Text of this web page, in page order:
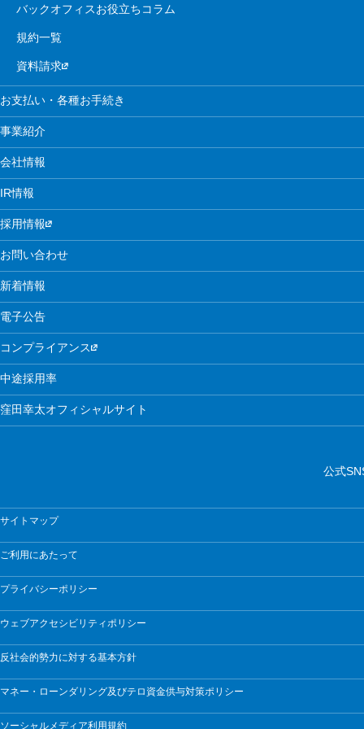
バックオフィスお役立ちコラム
規約一覧
資料請求
お支払い・各種お手続き
事業紹介
会社情報
IR情報
採用情報
お問い合わせ
新着情報
電子公告
コンプライアンス
中途採用率
窪田幸太オフィシャルサイト
公式
サイトマップ
ご利用にあたって
プライバシーポリシー
ウェブアクセシビリティポリシー
反社会的勢力に対する基本方針
マネー・ローンダリング及びテロ資金供与対策ポリシー
ソーシャルメディア利用規約